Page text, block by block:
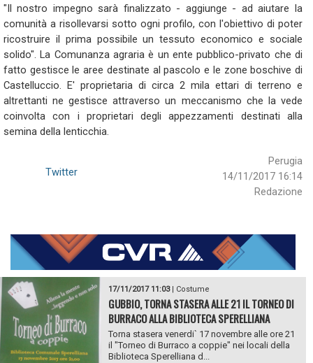
"Il nostro impegno sarà finalizzato - aggiunge - ad aiutare la
comunità a risollevarsi sotto ogni profilo, con l'obiettivo di poter
ricostruire il prima possibile un tessuto economico e sociale
solido". La Comunanza agraria è un ente pubblico-privato che di
fatto gestisce le aree destinate al pascolo e le zone boschive di
Castelluccio. E' proprietaria di circa 2 mila ettari di terreno e
altrettanti ne gestisce attraverso un meccanismo che la vede
coinvolta con i proprietari degli appezzamenti destinati alla
semina della lenticchia.
Perugia
14/11/2017 16:14
Redazione
Twitter
17/11/2017 11:03| Costume
GUBBIO, TORNA STASERA ALLE 21 IL TORNEO DI
BURRACO ALLA BIBLIOTECA SPERELLIANA
Torna stasera venerdi` 17 novembre alle ore 21
il "Torneo di Burraco a coppie" nei locali della
Biblioteca Sperelliana d...